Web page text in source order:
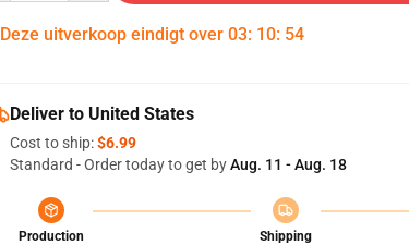
Deze uitverkoop eindigt over 03: 10: 53
Deliver to United States
Cost to ship:$6.99
Standard - Order today to get byAug. 11 - Aug. 18
Production
Shipping